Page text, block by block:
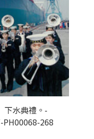
下水典禮。-
PH00068-268